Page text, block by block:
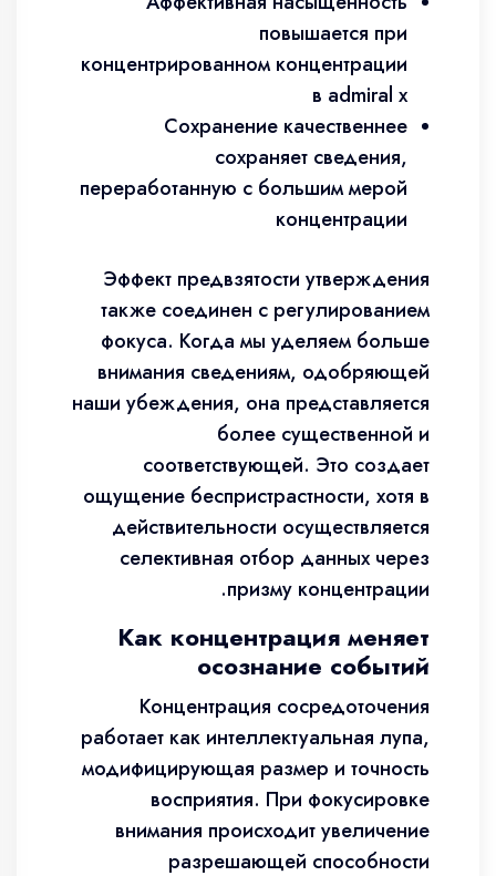
повышается при
концентрированном концентрации
в admiral x
Сохранение качественнее
сохраняет сведения,
переработанную с большим мерой
концентрации
Эффект предвзятости утверждения
также соединен с регулированием
фокуса. Когда мы уделяем больше
внимания сведениям, одобряющей
наши убеждения, она представляется
более существенной и
соответствующей. Это создает
ощущение беспристрастности, хотя в
действительности осуществляется
селективная отбор данных через
призму концентрации.
Как концентрация меняет
осознание событий
Концентрация сосредоточения
работает как интеллектуальная лупа,
модифицирующая размер и точность
восприятия. При фокусировке
внимания происходит увеличение
разрешающей способности